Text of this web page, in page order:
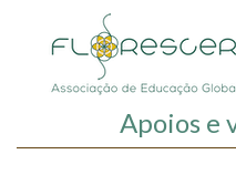
Apoios e